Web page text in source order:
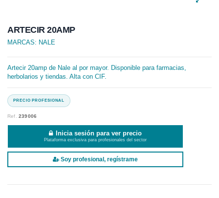
ARTECIR 20AMP
MARCAS: NALE
Artecir 20amp de Nale al por mayor. Disponible para farmacias,
herbolarios y tiendas. Alta con CIF.
Ref.239006
Inicia sesión para ver precio
Plataforma exclusiva para profesionales del sector
Soy profesional, regístrame